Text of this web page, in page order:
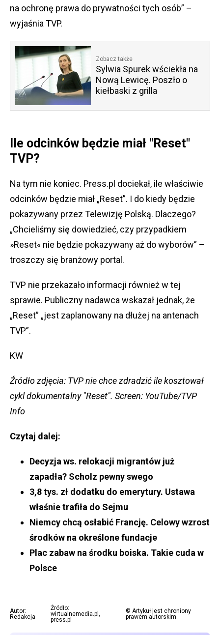
na ochronę prawa do prywatności tych osób” –
wyjaśnia TVP.
Zobacz także
Sylwia Spurek wściekła na
Nową Lewicę. Poszło o
kiełbaski z grilla
Ile odcinków będzie miał "Reset"
TVP?
Na tym nie koniec. Press.pl dociekał, ile właściwie
odcinków będzie miał „Reset”. I do kiedy będzie
pokazywany przez Telewizję Polską. Dlaczego?
„Chcieliśmy się dowiedzieć, czy przypadkiem
»Reset« nie będzie pokazywany aż do wyborów” –
troszczy się branżowy portal.
TVP nie przekazało informacji również w tej
sprawie. Publiczny nadawca wskazał jednak, że
„Reset” „jest zaplanowany na dłużej na antenach
TVP”.
KW
Źródło zdjęcia: TVP nie chce zdradzić ile kosztował
cykl dokumentalny "Reset". Screen: YouTube/TVP
Info
Czytaj dalej:
Decyzja ws. relokacji migrantów już
zapadła? Scholz pewny swego
3,8 tys. zł dodatku do emerytury. Ustawa
właśnie trafiła do Sejmu
Niemcy chcą osłabić Francję. Celowy wzrost
środków na określone fundacje
Plac zabaw na środku boiska. Takie cuda w
Polsce
Autor:
Redakcja
Źródło:
wirtualnemedia.pl,
press.pl
© Artykuł jest chroniony
prawem autorskim.